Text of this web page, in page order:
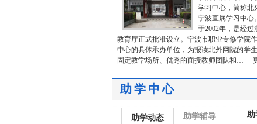
学习中心，简称北
宁波直属学习中心
于2002年，是经过
教育厅正式批准设立。宁波市职业专修学院
中心的具体承办单位，为报读北外网院的学
固定教学场所、优秀的面授教师团队和…
助学中心
助学动态 助学辅导 助